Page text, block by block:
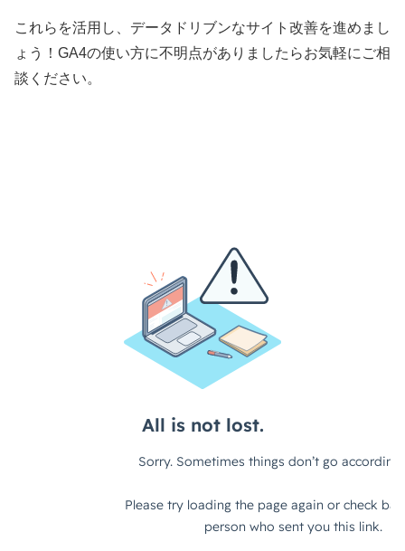
これらを活用し、データドリブンなサイト改善を進めまし
ょう！GA4の使い方に不明点がありましたらお気軽にご相
談ください。